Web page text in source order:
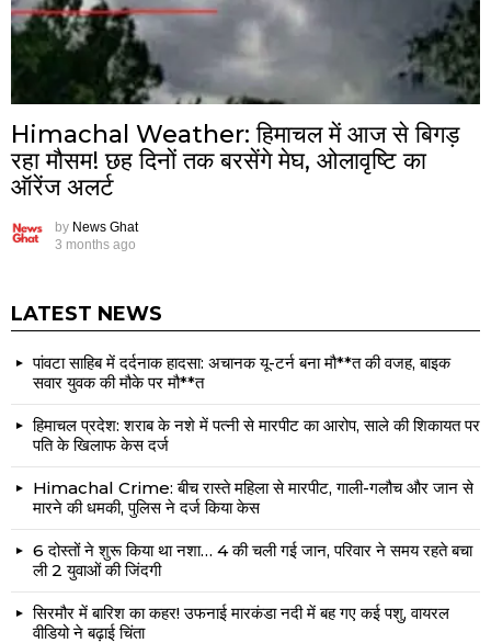
Himachal Weather: हिमाचल में आज से बिगड़
रहा मौसम! छह दिनों तक बरसेंगे मेघ, ओलावृष्टि का
ऑरेंज अलर्ट
by News Ghat
3 months ago
LATEST NEWS
पांवटा साहिब में दर्दनाक हादसा: अचानक यू-टर्न बना मौ**त की वजह, बाइक
सवार युवक की मौके पर मौ**त
हिमाचल प्रदेश: शराब के नशे में पत्नी से मारपीट का आरोप, साले की शिकायत पर
पति के खिलाफ केस दर्ज
Himachal Crime: बीच रास्ते महिला से मारपीट, गाली-गलौच और जान से
मारने की धमकी, पुलिस ने दर्ज किया केस
6 दोस्तों ने शुरू किया था नशा… 4 की चली गई जान, परिवार ने समय रहते बचा
ली 2 युवाओं की जिंदगी
सिरमौर में बारिश का कहर! उफनाई मारकंडा नदी में बह गए कई पशु, वायरल
वीडियो ने बढ़ाई चिंता